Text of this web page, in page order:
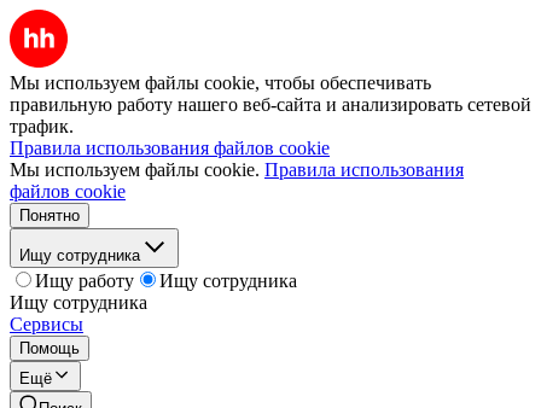
Мы используем файлы cookie, чтобы обеспечивать
правильную работу нашего веб-сайта и анализировать сетевой
трафик.
Правила использования файлов cookie
Мы используем файлы cookie. Правила использования
файлов cookie
Понятно
Ищу сотрудника
Ищу работу
Ищу сотрудника
Ищу сотрудника
Сервисы
Помощь
Ещё